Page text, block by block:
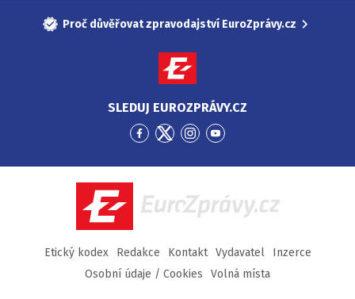
Proč důvěřovat zpravodajství EuroZprávy.cz
SLEDUJ EUROZPRÁVY.CZ
Přejít
Facebook
Přejít
Twitter
Přejít
Instagram
Přejít
YouTube
EuroZprávy.cz
Etický kodex Redakce Kontakt Vydavatel
Inzerce
Osobní údaje / Cookies
Volná místa